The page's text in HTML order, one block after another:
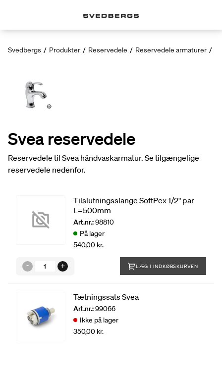
Svedbergs / Produkter / Reservedele / Reservedele armaturer /
Svea reservedele
Reservedele til Svea håndvaskarmatur. Se tilgængelige
reservedele nedenfor.
Tilslutningsslange SoftPex 1/2" par
L=500mm
Art.nr.:98810
På lager
540,00 kr.
LÆG I INDKØBSKURVEN
Tætningssats Svea
Art.nr.:99066
Ikke på lager
350,00 kr.